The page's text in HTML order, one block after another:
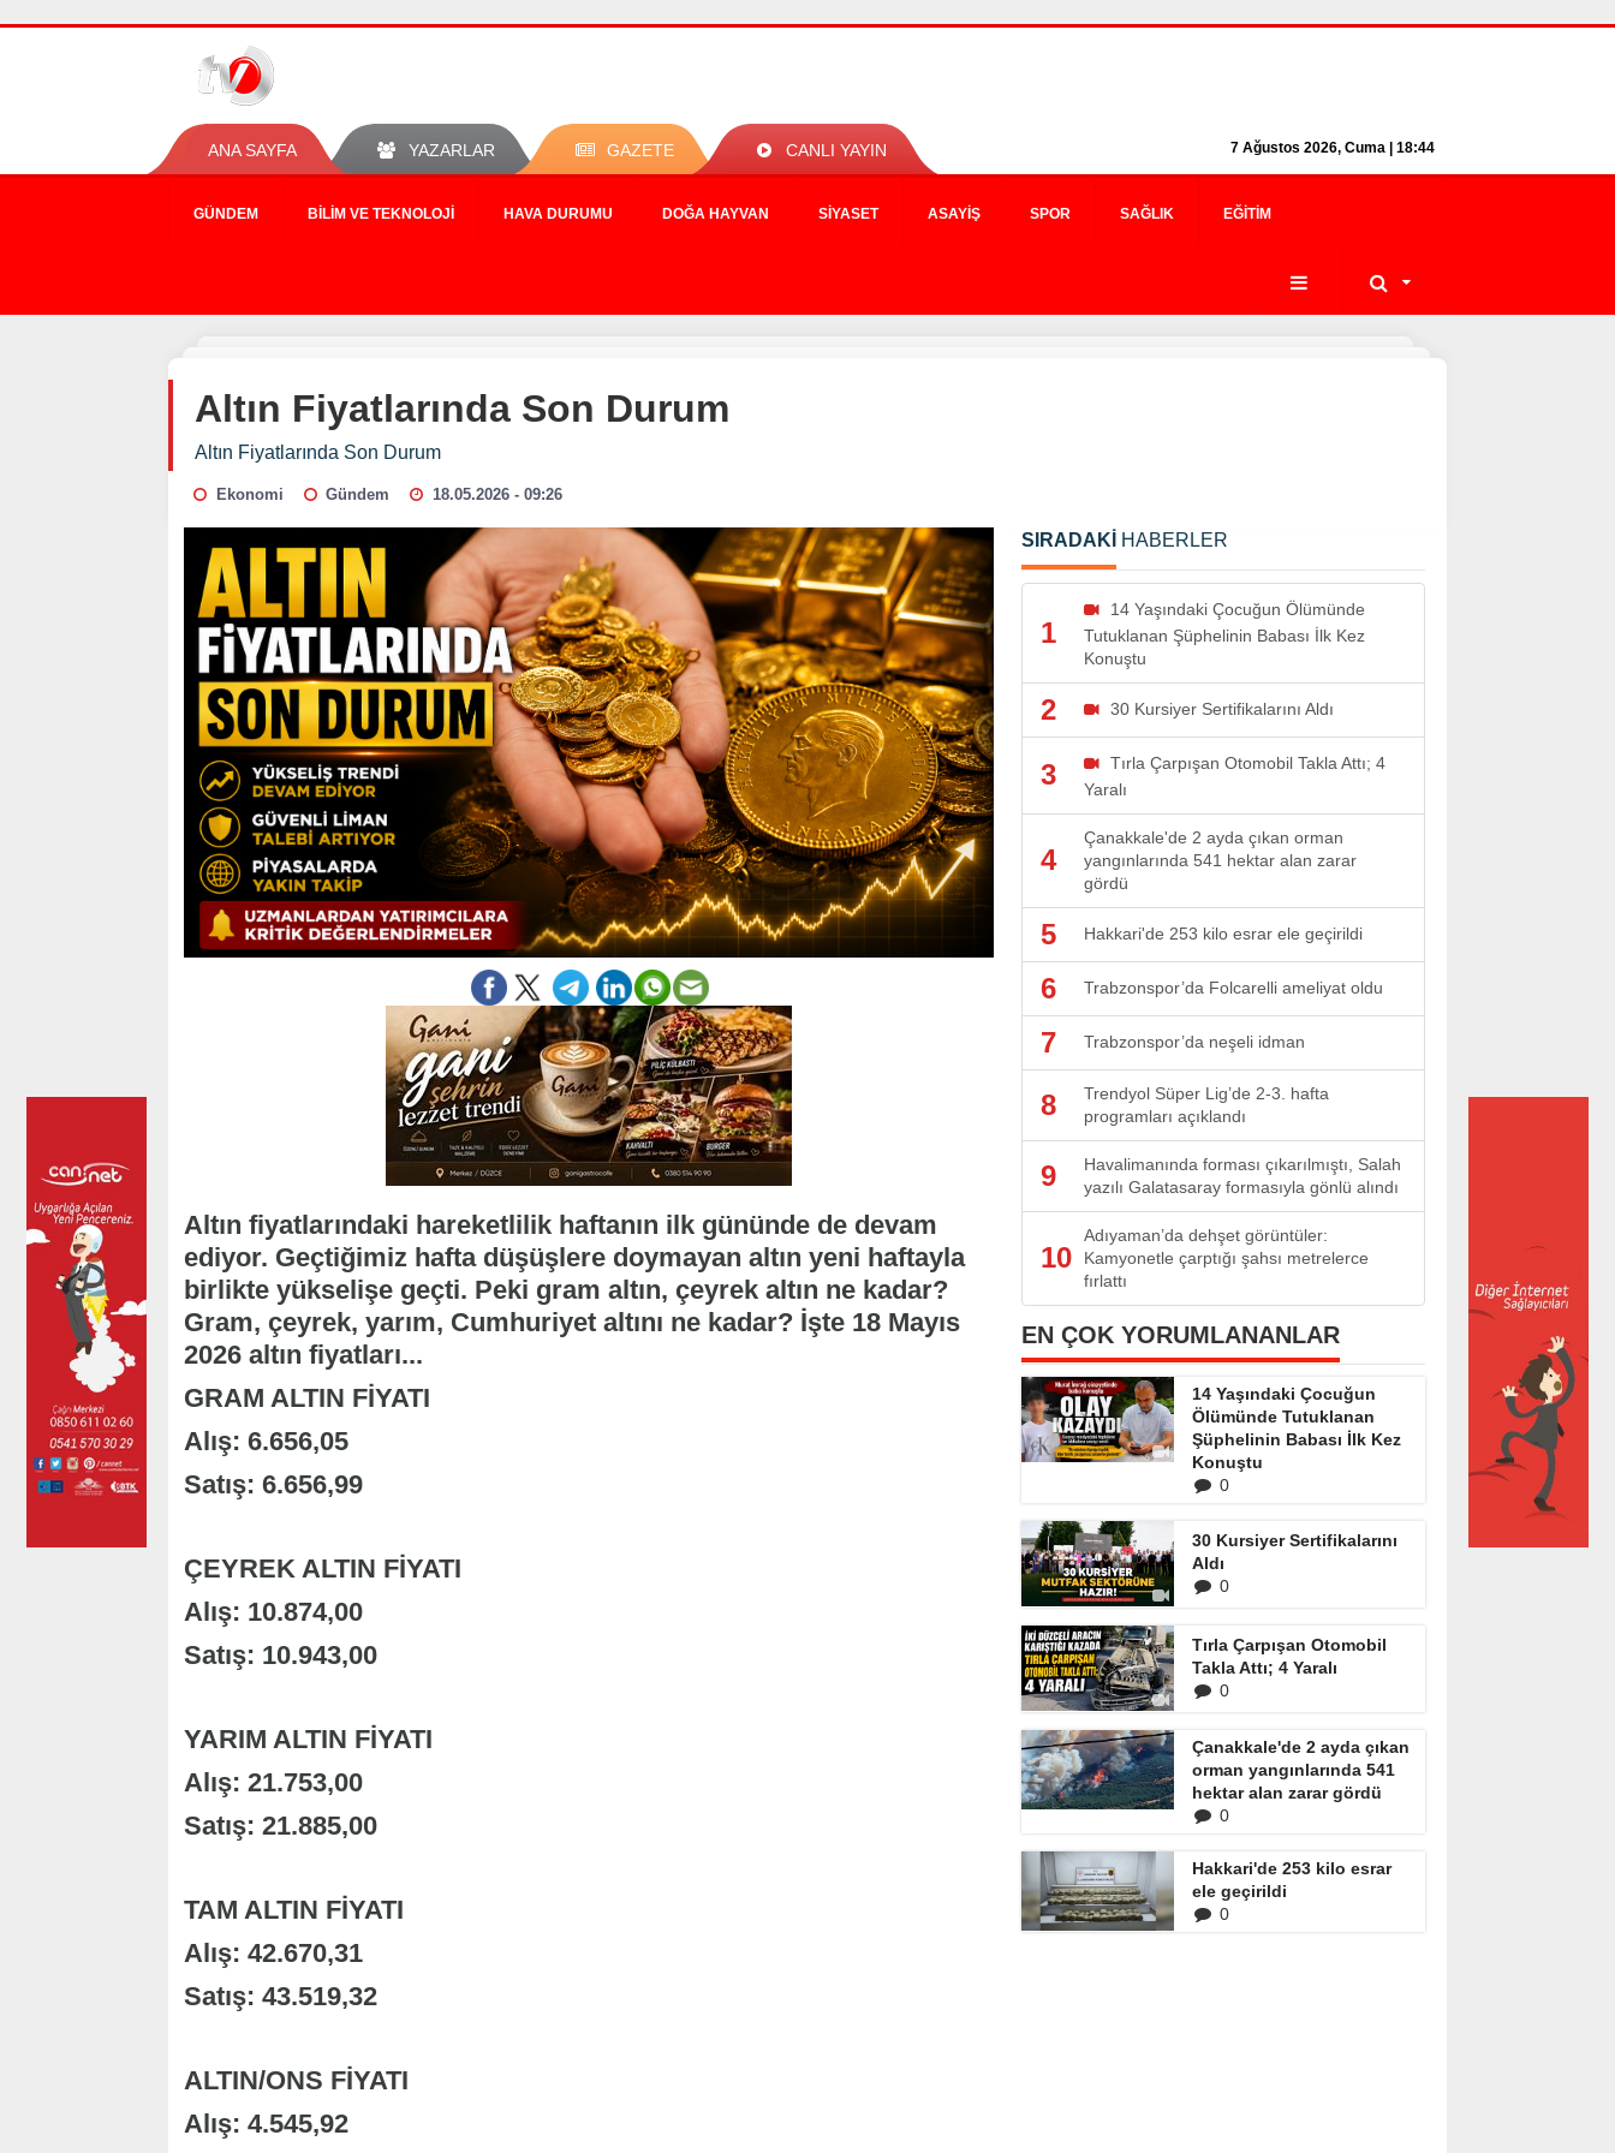
ANA SAYFA YAZARLAR GAZETE CANLI YAYIN 7 Ağustos 2026, Cuma | 18:44
GÜNDEM BILIM VE TEKNOLOJI HAVA DURUMU DOĞA HAYVAN SIYASET ASAYIŞ SPOR SAĞLIK EĞITIM
Altın Fiyatlarında Son Durum
Altın Fiyatlarında Son Durum
Ekonomi Gündem 18.05.2026 - 09:26
Altın fiyatlarındaki hareketlilik haftanın ilk gününde de devam
ediyor. Geçtiğimiz hafta düşüşlere doymayan altın yeni haftayla
birlikte yükselişe geçti. Peki gram altın, çeyrek altın ne kadar?
Gram, çeyrek, yarım, Cumhuriyet altını ne kadar? İşte 18 Mayıs
2026 altın fiyatları...
GRAM ALTIN FİYATI
Alış: 6.656,05
Satış: 6.656,99
ÇEYREK ALTIN FİYATI
Alış: 10.874,00
Satış: 10.943,00
YARIM ALTIN FİYATI
Alış: 21.753,00
Satış: 21.885,00
TAM ALTIN FİYATI
Alış: 42.670,31
Satış: 43.519,32
ALTIN/ONS FİYATI
Alış: 4.545,92
SIRADAKİ HABERLER
1
14 Yaşındaki Çocuğun Ölümünde
Tutuklanan Şüphelinin Babası İlk Kez
Konuştu
2 30 Kursiyer Sertifikalarını Aldı
3
Tırla Çarpışan Otomobil Takla Attı; 4
Yaralı
4
Çanakkale'de 2 ayda çıkan orman
yangınlarında 541 hektar alan zarar
gördü
5 Hakkari'de 253 kilo esrar ele geçirildi
6 Trabzonspor’da Folcarelli ameliyat oldu
7 Trabzonspor’da neşeli idman
8
Trendyol Süper Lig’de 2-3. hafta
programları açıklandı
9
Havalimanında forması çıkarılmıştı, Salah
yazılı Galatasaray formasıyla gönlü alındı
10
Adıyaman’da dehşet görüntüler:
Kamyonetle çarptığı şahsı metrelerce
fırlattı
EN ÇOK YORUMLANANLAR
14 Yaşındaki Çocuğun
Ölümünde Tutuklanan
Şüphelinin Babası İlk Kez
Konuştu
0
30 Kursiyer Sertifikalarını
Aldı
0
Tırla Çarpışan Otomobil
Takla Attı; 4 Yaralı
0
Çanakkale'de 2 ayda çıkan
orman yangınlarında 541
hektar alan zarar gördü
0
Hakkari'de 253 kilo esrar
ele geçirildi
0